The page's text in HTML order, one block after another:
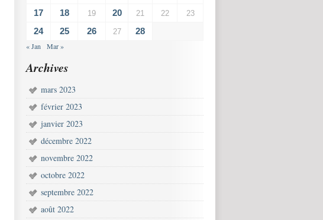
17
18 19 20 21 22 23
24 25 26 27 28
« Jan Mar »
Archives
mars 2023
février 2023
janvier 2023
décembre 2022
novembre 2022
octobre 2022
septembre 2022
août 2022